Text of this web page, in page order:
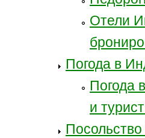
Отели
Погода в
Погода
и